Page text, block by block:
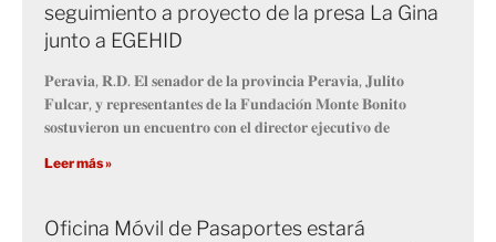
seguimiento a proyecto de la presa La Gina
junto a EGEHID
𝐏𝐞𝐫𝐚𝐯𝐢𝐚, 𝐑.𝐃. 𝐄𝐥 𝐬𝐞𝐧𝐚𝐝𝐨𝐫 𝐝𝐞 𝐥𝐚 𝐩𝐫𝐨𝐯𝐢𝐧𝐜𝐢𝐚 𝐏𝐞𝐫𝐚𝐯𝐢𝐚, 𝐉𝐮𝐥𝐢𝐭𝐨
𝐅𝐮𝐥𝐜𝐚𝐫, 𝐲 𝐫𝐞𝐩𝐫𝐞𝐬𝐞𝐧𝐭𝐚𝐧𝐭𝐞𝐬 𝐝𝐞 𝐥𝐚 𝐅𝐮𝐧𝐝𝐚𝐜𝐢𝐨́𝐧 𝐌𝐨𝐧𝐭𝐞 𝐁𝐨𝐧𝐢𝐭𝐨
𝐬𝐨𝐬𝐭𝐮𝐯𝐢𝐞𝐫𝐨𝐧 𝐮𝐧 𝐞𝐧𝐜𝐮𝐞𝐧𝐭𝐫𝐨 𝐜𝐨𝐧 𝐞𝐥 𝐝𝐢𝐫𝐞𝐜𝐭𝐨𝐫 𝐞𝐣𝐞𝐜𝐮𝐭𝐢𝐯𝐨 𝐝𝐞
Leer más »
Oficina Móvil de Pasaportes estará